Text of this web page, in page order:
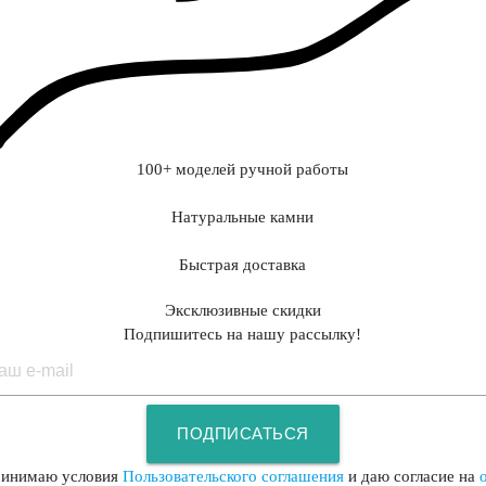
100+ моделей ручной работы
Натуральные камни
Быстрая доставка
Эксклюзивные скидки
Подпишитесь на нашу рассылку!
ПОДПИСАТЬСЯ
условияПользовательского соглашения и даю согласие на